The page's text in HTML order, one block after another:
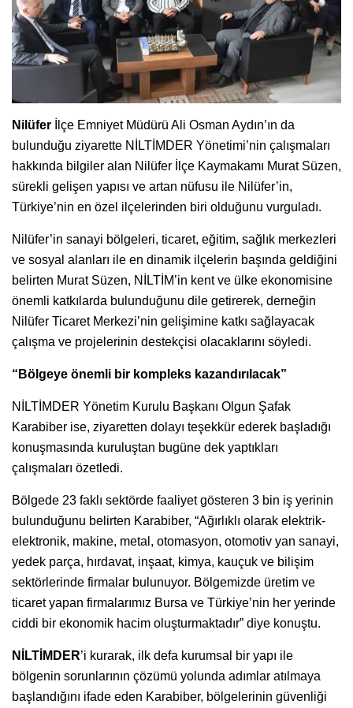
Nilüfer İlçe Emniyet Müdürü Ali Osman Aydın’ın da
bulunduğu ziyarette NİLTİMDER Yönetimi’nin çalışmaları
hakkında bilgiler alan Nilüfer İlçe Kaymakamı Murat Süzen,
sürekli gelişen yapısı ve artan nüfusu ile Nilüfer’in,
Türkiye’nin en özel ilçelerinden biri olduğunu vurguladı.
Nilüfer’in sanayi bölgeleri, ticaret, eğitim, sağlık merkezleri
ve sosyal alanları ile en dinamik ilçelerin başında geldiğini
belirten Murat Süzen, NİLTİM’in kent ve ülke ekonomisine
önemli katkılarda bulunduğunu dile getirerek, derneğin
Nilüfer Ticaret Merkezi’nin gelişimine katkı sağlayacak
çalışma ve projelerinin destekçisi olacaklarını söyledi.
“Bölgeye önemli bir kompleks kazandırılacak”
NİLTİMDER Yönetim Kurulu Başkanı Olgun Şafak
Karabiber ise, ziyaretten dolayı teşekkür ederek başladığı
konuşmasında kuruluştan bugüne dek yaptıkları
çalışmaları özetledi.
Bölgede 23 faklı sektörde faaliyet gösteren 3 bin iş yerinin
bulunduğunu belirten Karabiber, “Ağırlıklı olarak elektrik-
elektronik, makine, metal, otomasyon, otomotiv yan sanayi,
yedek parça, hırdavat, inşaat, kimya, kauçuk ve bilişim
sektörlerinde firmalar bulunuyor. Bölgemizde üretim ve
ticaret yapan firmalarımız Bursa ve Türkiye’nin her yerinde
ciddi bir ekonomik hacim oluşturmaktadır” diye konuştu.
NİLTİMDER’i kurarak, ilk defa kurumsal bir yapı ile
bölgenin sorunlarının çözümü yolunda adımlar atılmaya
başlandığını ifade eden Karabiber, bölgelerinin güvenliği